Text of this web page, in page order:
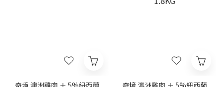
奇境 澳洲雞肉 ＋ 5%紐西蘭
奇境 澳洲雞肉 ＋ 5%紐西蘭